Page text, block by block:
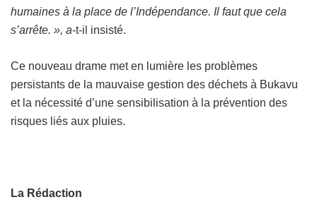
humaines à la place de l’Indépendance. Il faut que cela
s’arrête. », a-t-il insisté.
Ce nouveau drame met en lumière les problèmes
persistants de la mauvaise gestion des déchets à Bukavu
et la nécessité d’une sensibilisation à la prévention des
risques liés aux pluies.
La Rédaction